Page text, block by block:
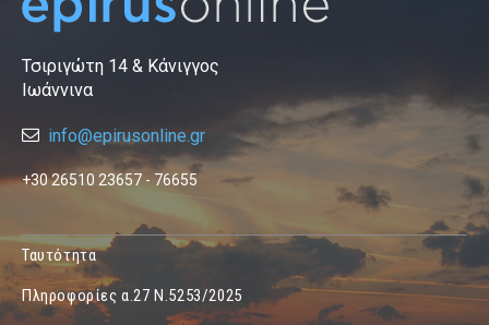
Τσιριγώτη 14 & Κάνιγγος
Ιωάννινα
info@epirusonline.gr
+30 26510 23657 - 76655
Ταυτότητα
Πληροφορίες α.27 Ν.5253/2025